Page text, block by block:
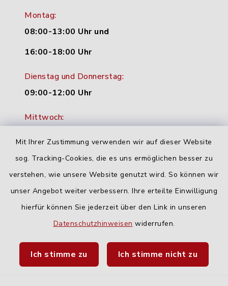
Mit Ihrer Zustimmung verwenden wir auf dieser Website
sog. Tracking-Cookies, die es uns ermöglichen besser zu
verstehen, wie unsere Website genutzt wird. So können wir
unser Angebot weiter verbessern. Ihre erteilte Einwilligung
hierfür können Sie jederzeit über den Link in unseren
Datenschutzhinweisen widerrufen.
Ich stimme zu Ich stimme nicht zu
Montag:
08:00-13:00 Uhr und
16:00-18:00 Uhr
Dienstag und Donnerstag:
09:00-12:00 Uhr
Mittwoch:
Freitag:
geschlossen
Quicklinks
Fahrplanauskunft DING